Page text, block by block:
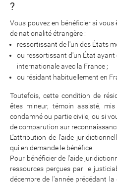
?
Vous pouvez en bénéficier si
de nationalité étrangère :
ressortissant de l'un des États
ou ressortissant d'un État ayant
internationale avec la France ;
ou résidant habituellement en
Toutefois, cette condition de
êtes mineur, témoin assisté,
condamné ou partie civile, ou si
de comparution sur
L'attribution de l'aide
qui en demande le bénéfice.
Pour bénéficier de l'aide
ressources perçues par le
décembre de l'année précédant